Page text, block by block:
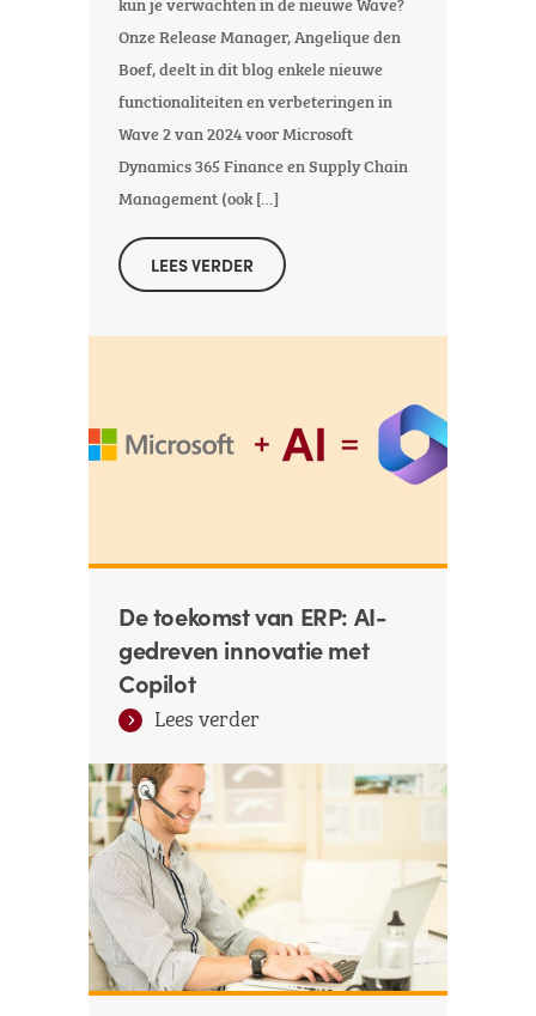
Onze Release Manager, Angelique den
Boef, deelt in dit blog enkele nieuwe
functionaliteiten en verbeteringen in
Wave 2 van 2024 voor Microsoft
Dynamics 365 Finance en Supply Chain
Management (ook […]
LEES VERDER
De toekomst van ERP: AI-
gedreven innovatie met
Copilot
Lees verder